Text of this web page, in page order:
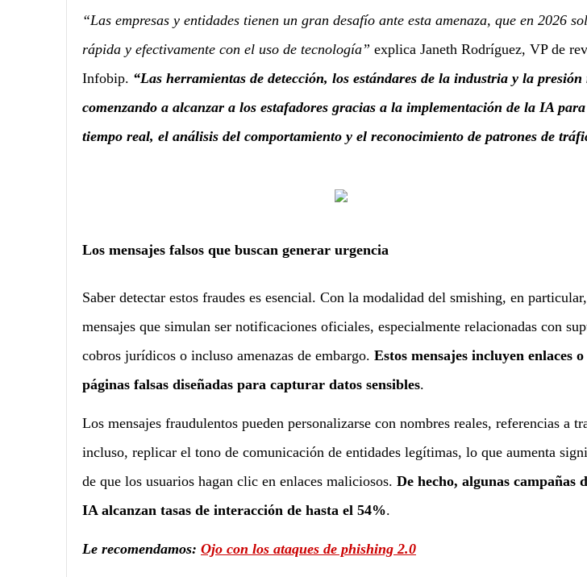
“Las empresas y entidades tienen un gran desafío ante esta amenaza, que en 2026
rápida y efectivamente con el uso de tecnología” explica Janeth Rodríguez, VP de
Infobip. “Las herramientas de detección, los estándares de la industria y la
comenzando a alcanzar a los estafadores gracias a la implementación de la IA
tiempo real, el análisis del comportamiento y el reconocimiento de patrones de
Los mensajes falsos que buscan generar urgencia
Saber detectar estos fraudes es esencial. Con la modalidad del smishing, en
mensajes que simulan ser notificaciones oficiales, especialmente relacionadas con
cobros jurídicos o incluso amenazas de embargo. Estos mensajes incluyen enlaces
páginas falsas diseñadas para capturar datos sensibles.
Los mensajes fraudulentos pueden personalizarse con nombres reales, referencias a
incluso, replicar el tono de comunicación de entidades legítimas, lo que aumenta
de que los usuarios hagan clic en enlaces maliciosos. De hecho, algunas campañas
IA alcanzan tasas de interacción de hasta el 54%.
Le recomendamos: Ojo con los ataques de phishing 2.0